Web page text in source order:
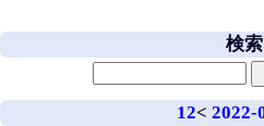
検索
12< 2022-